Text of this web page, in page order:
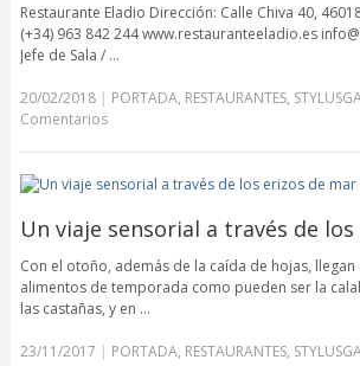
Restaurante Eladio Dirección: Calle Chiva 40,
(+34) 963 842 244 www.restauranteeladio.es
Jefe de Sala / …
20/02/2018| PORTADA, RESTAURANTES,
Comentarios
Un viaje sensorial a través de
Con el otoño, además de la caída de hojas,
alimentos de temporada como pueden ser la
las castañas, y en …
23/11/2017 | PORTADA, RESTAURANTES,